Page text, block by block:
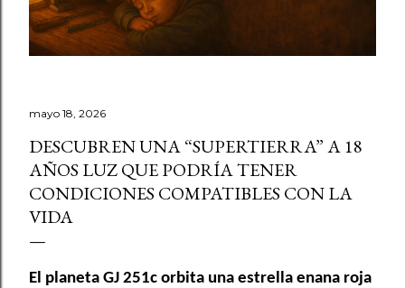
mayo 18, 2026
DESCUBREN UNA “SUPERTIERRA” A 18
AÑOS LUZ QUE PODRÍA TENER
CONDICIONES COMPATIBLES CON LA
VIDA
El planeta GJ 251c orbita una estrella enana roja